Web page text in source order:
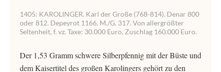
1405: KAROLINGER. Karl der Große (768-814). Denar 800
oder 812. Depeyrot 1166. M./G. 317. Von allergrößter
Seltenheit, f. vz. Taxe: 30.000 Euro, Zuschlag 160.000 Euro.
Der 1,53 Gramm schwere Silberpfennig mit der Büste und
dem Kaisertitel des großen Karolingers gehört zu den